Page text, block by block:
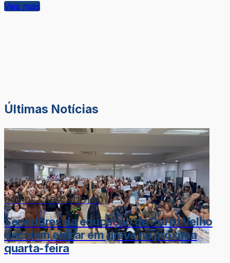
Veja mais
Últimas Notícias
DOR-DE-CABEÇA DO LÉO
Servidores da educação de Porto Velho
decidem entrar em greve na próxima
quarta-feira